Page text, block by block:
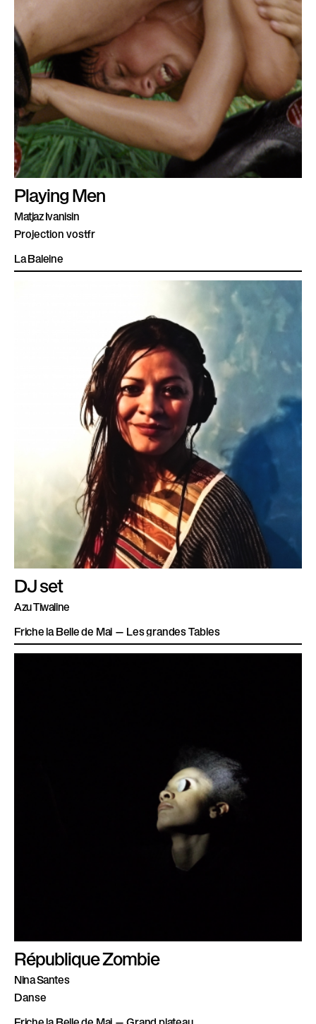
Playing Men
Matjaz Ivanisin
Projection vostfr
La Baleine
DJ set
Azu Tiwaline
Friche la Belle de Mai — Les grandes Tables
République Zombie
Nina Santes
Danse
Friche la Belle de Mai — Grand plateau